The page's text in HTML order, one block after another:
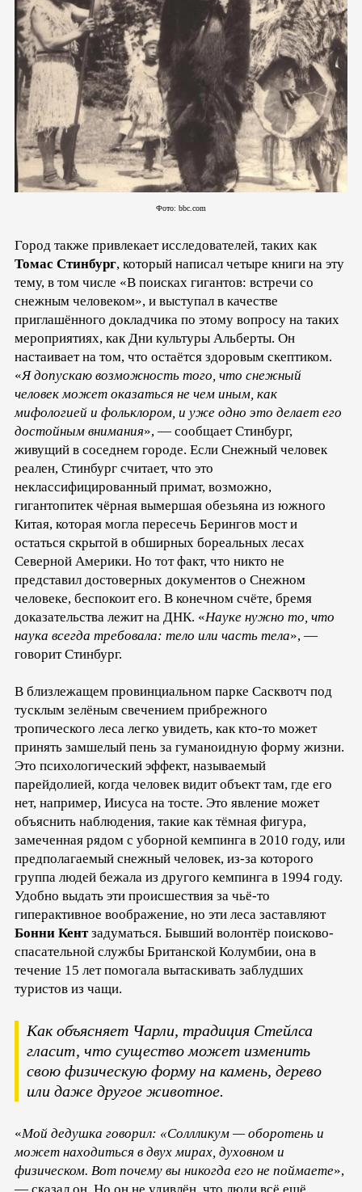
Фото: bbc.com
Город также привлекает исследователей, таких как
Томас Стинбург, который написал четыре книги на эту
тему, в том числе «В поисках гигантов: встречи со
снежным человеком», и выступал в качестве
приглашённого докладчика по этому вопросу на таких
мероприятиях, как Дни культуры Альберты. Он
настаивает на том, что остаётся здоровым скептиком.
«Я допускаю возможность того, что снежный
человек может оказаться не чем иным, как
мифологией и фольклором, и уже одно это делает его
достойным внимания», — сообщает Стинбург,
живущий в соседнем городе. Если Снежный человек
реален, Стинбург считает, что это
неклассифицированный примат, возможно,
гигантопитек чёрная вымершая обезьяна из южного
Китая, которая могла пересечь Берингов мост и
остаться скрытой в обширных бореальных лесах
Северной Америки. Но тот факт, что никто не
представил достоверных документов о Снежном
человеке, беспокоит его. В конечном счёте, бремя
доказательства лежит на ДНК. «Науке нужно то, что
наука всегда требовала: тело или часть тела», —
говорит Стинбург.
В близлежащем провинциальном парке Сасквотч под
тусклым зелёным свечением прибрежного
тропического леса легко увидеть, как кто-то может
принять замшелый пень за гуманоидную форму жизни.
Это психологический эффект, называемый
парейдолией, когда человек видит объект там, где его
нет, например, Иисуса на тосте. Это явление может
объяснить наблюдения, такие как тёмная фигура,
замеченная рядом с уборной кемпинга в 2010 году, или
предполагаемый снежный человек, из-за которого
группа людей бежала из другого кемпинга в 1994 году.
Удобно выдать эти происшествия за чьё-то
гиперактивное воображение, но эти леса заставляют
Бонни Кентзадуматься. Бывший волонтёр поисково-
спасательной службы Британской Колумбии, она в
течение 15 лет помогала вытаскивать заблудших
туристов из чащи.
Как объясняет Чарли, традиция Стейлса
гласит, что существо может изменить
свою физическую форму на камень, дерево
или даже другое животное.
«Мой дедушка говорил: «Соллликум — оборотень и
может находиться в двух мирах, духовном и
физическом. Вот почему вы никогда его не поймаете»,